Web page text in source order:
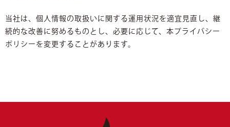
当社は、個人情報の取扱いに関する運用状況を適宜見直し、継
続的な改善に努めるものとし、必要に応じて、本プライバシー
ポリシーを変更することがあります。